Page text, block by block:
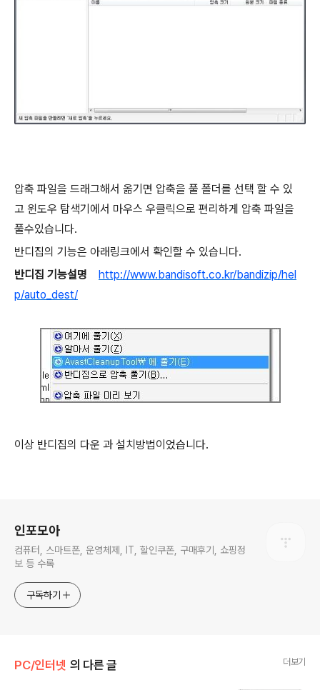
압축 파일을 드래그해서 옮기면 압축을 풀 폴더를 선택 할 수 있
고 윈도우 탐색기에서 마우스 우클릭으로 편리하게 압축 파일을
풀수있습니다.
반디집의 기능은 아래링크에서 확인할 수 있습니다.
반디집 기능설명
http://www.bandisoft.co.kr/bandizip/hel
p/auto_dest/
이상 반디집의 다운 과 설치방법이었습니다.
인포모아
컴퓨터, 스마트폰, 운영체제, IT, 할인쿠폰, 구매후기, 쇼핑정
보 등 수록
구독하기
PC/인터넷 의 다른 글 더보기